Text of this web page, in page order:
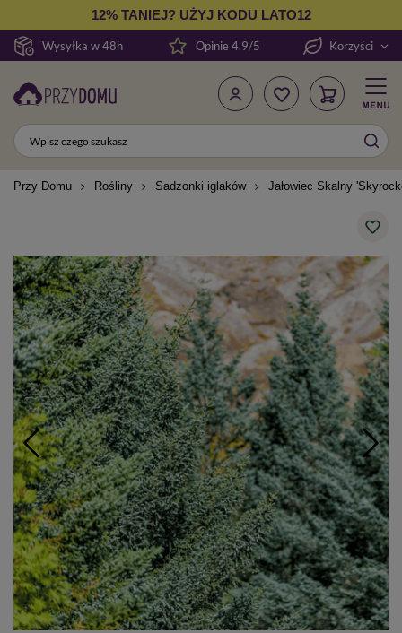
Wysyłka w 48h
12% TANIEJ? UŻYJ KODU LATO12
Opinie 4.9/5 Korzyści
Przy Domu Rośliny Sadzonki iglaków Jałowiec Skalny